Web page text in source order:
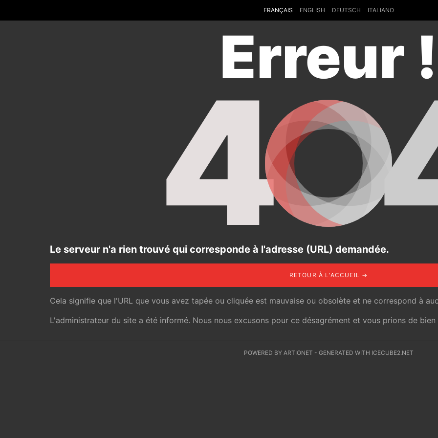
FRANÇAIS ENGLISH DEUTSCH ITALIANO
Erreur !
4
Le serveur n'a rien trouvé qui corresponde à l'adresse (URL) demandée.
RETOUR À L'ACCUEIL →
Cela signifie que l'URL que vous avez tapée ou cliquée est mauvaise ou obsolète et ne correspond à
L'administrateur du site a été informé. Nous nous excusons pour ce désagrément et vous prions de
POWERED BY ARTIONET - GENERATED WITH ICECUBE2.NET